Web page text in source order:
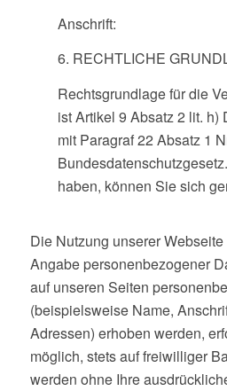
Anschrift:
6. RECHTLICHE
Rechtsgrundlage für die
ist Artikel 9 Absatz 2 lit. h)
mit Paragraf 22 Absatz 1
haben, können Sie sich
Die Nutzung unserer
Angabe personenbezogener
auf unseren Seiten
(beispielsweise Name,
Adressen) erhoben werden,
möglich, stets auf freiwilliger
werden ohne Ihre